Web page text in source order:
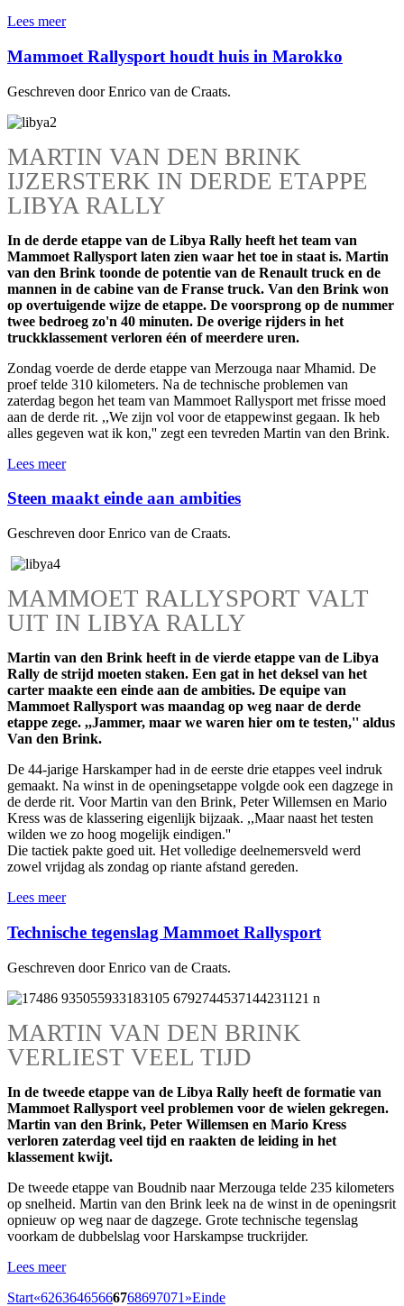
Lees meer
Mammoet Rallysport houdt huis in Marokko
Geschreven door Enrico van de Craats.
MARTIN VAN DEN BRINK
IJZERSTERK IN DERDE ETAPPE
LIBYA RALLY
In de derde etappe van de Libya Rally heeft het team van
Mammoet Rallysport laten zien waar het toe in staat is. Martin
van den Brink toonde de potentie van de Renault truck en de
mannen in de cabine van de Franse truck. Van den Brink won
op overtuigende wijze de etappe. De voorsprong op de nummer
twee bedroeg zo'n 40 minuten. De overige rijders in het
truckklassement verloren één of meerdere uren.
Zondag voerde de derde etappe van Merzouga naar Mhamid. De
proef telde 310 kilometers. Na de technische problemen van
zaterdag begon het team van Mammoet Rallysport met frisse moed
aan de derde rit. ,,We zijn vol voor de etappewinst gegaan. Ik heb
alles gegeven wat ik kon,'' zegt een tevreden Martin van den Brink.
Lees meer
Steen maakt einde aan ambities
Geschreven door Enrico van de Craats.
MAMMOET RALLYSPORT VALT
UIT IN LIBYA RALLY
Martin van den Brink heeft in de vierde etappe van de Libya
Rally de strijd moeten staken. Een gat in het deksel van het
carter maakte een einde aan de ambities. De equipe van
Mammoet Rallysport was maandag op weg naar de derde
etappe zege. ,,Jammer, maar we waren hier om te testen,'' aldus
Van den Brink.
De 44-jarige Harskamper had in de eerste drie etappes veel indruk
gemaakt. Na winst in de openingsetappe volgde ook een dagzege in
de derde rit. Voor Martin van den Brink, Peter Willemsen en Mario
Kress was de klassering eigenlijk bijzaak. ,,Maar naast het testen
wilden we zo hoog mogelijk eindigen.''
Die tactiek pakte goed uit. Het volledige deelnemersveld werd
zowel vrijdag als zondag op riante afstand gereden.
Lees meer
Technische tegenslag Mammoet Rallysport
Geschreven door Enrico van de Craats.
MARTIN VAN DEN BRINK
VERLIEST VEEL TIJD
In de tweede etappe van de Libya Rally heeft de formatie van
Mammoet Rallysport veel problemen voor de wielen gekregen.
Martin van den Brink, Peter Willemsen en Mario Kress
verloren zaterdag veel tijd en raakten de leiding in het
klassement kwijt.
De tweede etappe van Boudnib naar Merzouga telde 235 kilometers
op snelheid. Martin van den Brink leek na de winst in de openingsrit
opnieuw op weg naar de dagzege. Grote technische tegenslag
voorkam de dubbelslag voor Harskampse truckrijder.
Lees meer
Start«62636465666768697071 »Einde